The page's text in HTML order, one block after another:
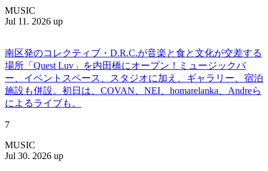
MUSIC
Jul 11. 2026 up
南区発のコレクティブ・D.R.C.が⾳楽と⾷と⽂化が交差する
場所「Quest Luv」を内田橋にオープン！ミュージックバ
ー、イベントスペース、スタジオに加え、ギャラリー、宿泊
施設も併設。初日は、COVAN、NEI、homarelanka、Andreら
によるライブも。
7
MUSIC
Jul 30. 2026 up